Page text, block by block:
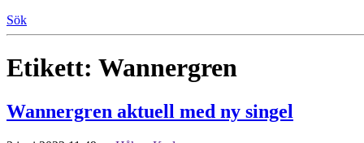
Sök
Etikett: Wannergren
Wannergren aktuell med ny singel